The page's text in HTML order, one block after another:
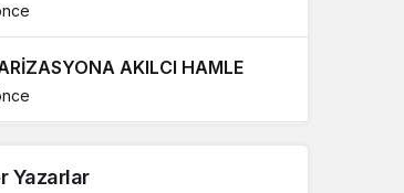
AKILCI HAMLE
Yazarlar